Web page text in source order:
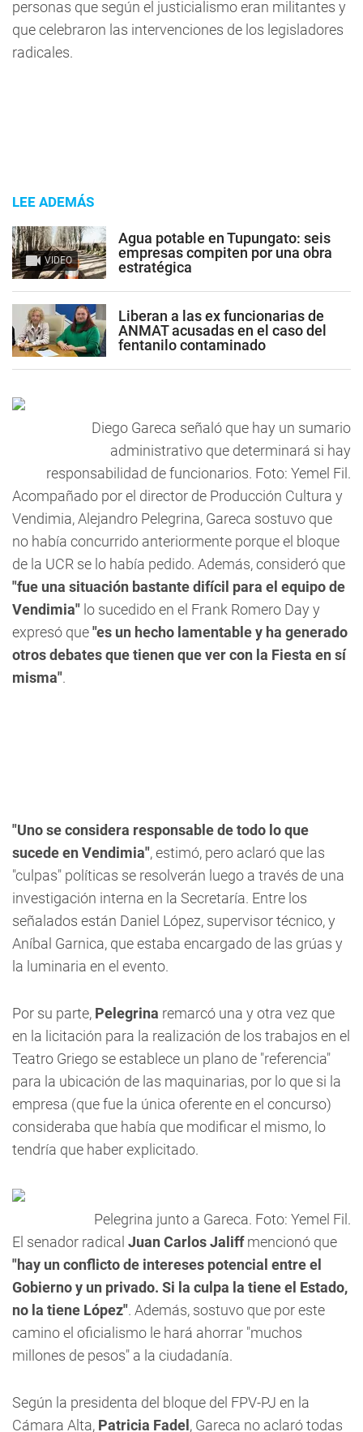
personas que según el justicialismo eran militantes y
que celebraron las intervenciones de los legisladores
radicales.
LEE ADEMÁS
VIDEO
Agua potable en Tupungato: seis
empresas compiten por una obra
estratégica
Liberan a las ex funcionarias de
ANMAT acusadas en el caso del
fentanilo contaminado
Diego Gareca señaló que hay un sumario
administrativo que determinará si hay
responsabilidad de funcionarios. Foto: Yemel Fil.
Acompañado por el director de Producción Cultura y
Vendimia, Alejandro Pelegrina, Gareca sostuvo que
no había concurrido anteriormente porque el bloque
de la UCR se lo había pedido. Además, consideró que
"fue una situación bastante difícil para el equipo de
Vendimia" lo sucedido en el Frank Romero Day y
expresó que"es un hecho lamentable y ha generado
otros debates que tienen que ver con la Fiesta en sí
misma".
"Uno se considera responsable de todo lo que
sucede en Vendimia", estimó, pero aclaró que las
"culpas" políticas se resolverán luego a través de una
investigación interna en la Secretaría. Entre los
señalados están Daniel López, supervisor técnico, y
Aníbal Garnica, que estaba encargado de las grúas y
la luminaria en el evento.
Por su parte, Pelegrina remarcó una y otra vez que
en la licitación para la realización de los trabajos en el
Teatro Griego se establece un plano de "referencia"
para la ubicación de las maquinarias, por lo que si la
empresa (que fue la única oferente en el concurso)
consideraba que había que modificar el mismo, lo
tendría que haber explicitado.
Pelegrina junto a Gareca. Foto: Yemel Fil.
El senador radical Juan Carlos Jaliffmencionó que
"hay un conflicto de intereses potencial entre el
Gobierno y un privado. Si la culpa la tiene el Estado,
no la tiene López". Además, sostuvo que por este
camino el oficialismo le hará ahorrar "muchos
millones de pesos" a la ciudadanía.
Según la presidenta del bloque del FPV-PJ en la
Cámara Alta, Patricia Fadel , Gareca no aclaró todas